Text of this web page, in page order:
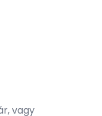
vagy